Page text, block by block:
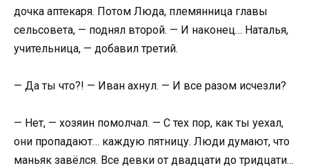
дочка аптекаря. Потом Люда, племянница главы
сельсовета, — поднял второй. — И наконец… Наталья,
учительница, — добавил третий.
— Да ты что?! — Иван ахнул. — И все разом исчезли?
— Нет, — хозяин помолчал. — С тех пор, как ты уехал,
они пропадают… каждую пятницу. Люди думают, что
маньяк завёлся. Все девки от двадцати до тридцати…